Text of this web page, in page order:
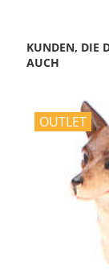
KUNDEN, DIE
AUCH
OUTLET